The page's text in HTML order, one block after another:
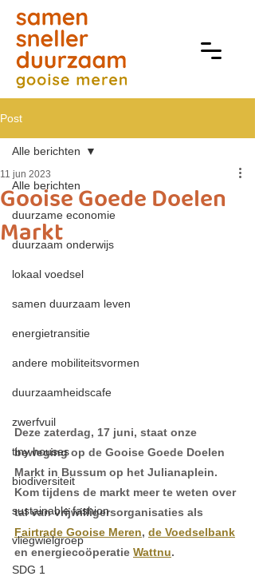
Post
Alle berichten
duurzame economie
duurzaam onderwijs
lokaal voedsel
samen duurzaam leven
energietransitie
andere mobiliteitsvormen
duurzaamheidscafe
zwerfvuil
tiny houses
biodiversiteit
sustainable fashion
vliegwielgroep
SDG 1
Alle berichten
Gooise Goede Doelen
Markt
11 jun 2023
Deze zaterdag, 17 juni, staat onze
beweging op de Gooise Goede Doelen
Markt in Bussum op het Julianaplein.
Kom tijdens de markt meer te weten over
tal van vrijwilligersorganisaties als
Fairtrade Gooise Meren, de Voedselbank
en energiecoöperatie Wattnu.